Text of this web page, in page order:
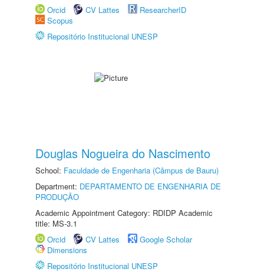
Orcid
CV Lattes
ResearcherID
Scopus
Repositório Institucional UNESP
Douglas Nogueira do Nascimento
School: Faculdade de Engenharia (Câmpus de Bauru)
Department: DEPARTAMENTO DE ENGENHARIA DE
PRODUÇÃO
Academic Appointment Category: RDIDP Academic
title: MS-3.1
Orcid
CV Lattes
Google Scholar
Dimensions
Repositório Institucional UNESP